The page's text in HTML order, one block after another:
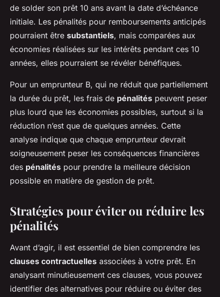
de solder son prêt 10 ans avant la date d’échéance
initiale. Les pénalités pour remboursements anticipés
pourraient être substantiels, mais comparées aux
économies réalisées sur les intérêts pendant ces 10
années, elles pourraient se révéler bénéfiques.
Pour un emprunteur B, qui ne réduit que partiellement
la durée du prêt, les frais de pénalités peuvent peser
plus lourd que les économies possibles, surtout si la
réduction n’est que de quelques années. Cette
analyse indique que chaque emprunteur devrait
soigneusement peser les conséquences financières
des pénalités pour prendre la meilleure décision
possible en matière de gestion de prêt.
Stratégies pour éviter ou réduire les
pénalités
Avant d’agir, il est essentiel de bien comprendre les
clauses contractuelles associées à votre prêt. En
analysant minutieusement ces clauses, vous pouvez
identifier des alternatives pour réduire ou éviter des